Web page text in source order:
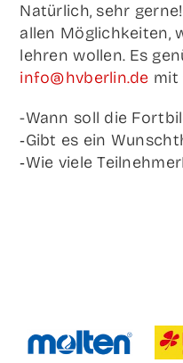
Natür­lich, sehr
allen Mög­lich­kei­ten,
leh­ren wol­len. Es
info@hvberlin.de mit
-Wann soll die
‑Gibt es ein
‑Wie vie­le